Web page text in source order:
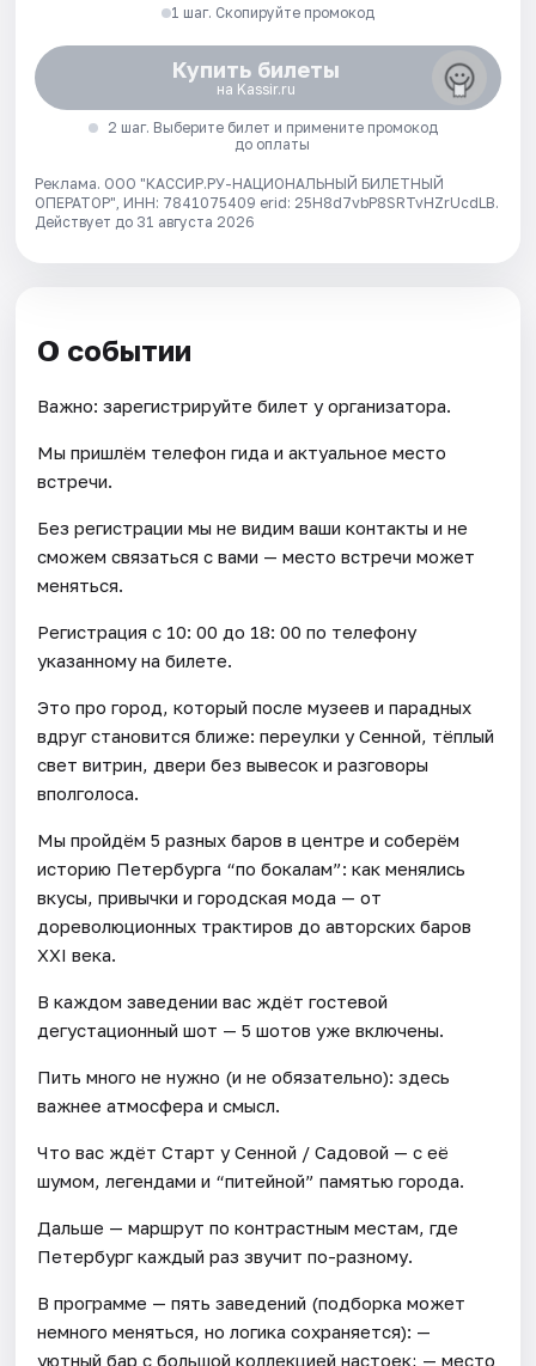
1 шаг. Скопируйте промокод
Купить билеты
на Kassir.ru
2 шаг. Выберите билет и примените промокод
до оплаты
Реклама. ООО "КАССИР.РУ-НАЦИОНАЛЬНЫЙ БИЛЕТНЫЙ
ОПЕРАТОР", ИНН: 7841075409 erid: 25H8d7vbP8SRTvHZrUcdLB.
Действует до 31 августа 2026
О событии
Важно: зарегистрируйте билет у организатора.
Мы пришлём телефон гида и актуальное место
встречи.
Без регистрации мы не видим ваши контакты и не
сможем связаться с вами — место встречи может
меняться.
Регистрация с 10: 00 до 18: 00 по телефону
указанному на билете.
Это про город, который после музеев и парадных
вдруг становится ближе: переулки у Сенной, тёплый
свет витрин, двери без вывесок и разговоры
вполголоса.
Мы пройдём 5 разных баров в центре и соберём
историю Петербурга “по бокалам”: как менялись
вкусы, привычки и городская мода — от
дореволюционных трактиров до авторских баров
XXI века.
В каждом заведении вас ждёт гостевой
дегустационный шот — 5 шотов уже включены.
Пить много не нужно (и не обязательно): здесь
важнее атмосфера и смысл.
Что вас ждёт Старт у Сенной / Садовой — с её
шумом, легендами и “питейной” памятью города.
Дальше — маршрут по контрастным местам, где
Петербург каждый раз звучит по-разному.
В программе — пять заведений (подборка может
немного меняться, но логика сохраняется): —
уютный бар с большой коллекцией настоек; — место